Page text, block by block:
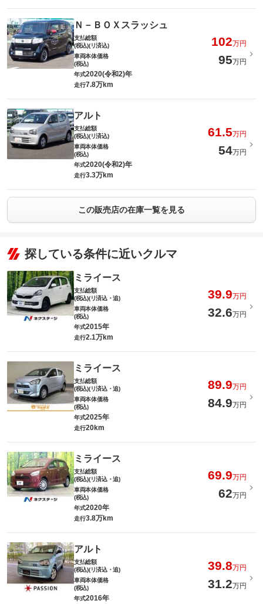
Ｎ－ＢＯＸスラッシュ
支払総額
(税込)(リ済込)
102万円
車両本体価格
(税込)
95万円
年式2020(令和2)年
走行7.8万km
アルト
支払総額
(税込)(リ済込)
61.5万円
車両本体価格
(税込)
54万円
年式2020(令和2)年
走行3.3万km
この販売店の在庫一覧を見る
探している条件に近いクルマ
ミライース
支払総額
(税込)(リ済込・追)
39.9万円
車両本体価格
(税込)
32.6万円
年式2015年
走行2.1万km
ミライース
支払総額
(税込)(リ済込・追)
89.9万円
車両本体価格
(税込)
84.9万円
年式2025年
走行20km
ミライース
支払総額
(税込)(リ済込・追)
69.9万円
車両本体価格
(税込)
62万円
年式2020年
走行3.8万km
アルト
支払総額
(税込)(リ済込・追)
39.8万円
車両本体価格
(税込)
31.2万円
年式2016年